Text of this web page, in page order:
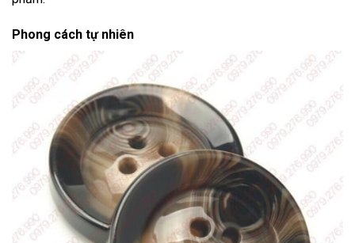
Phong cách tự nhiên